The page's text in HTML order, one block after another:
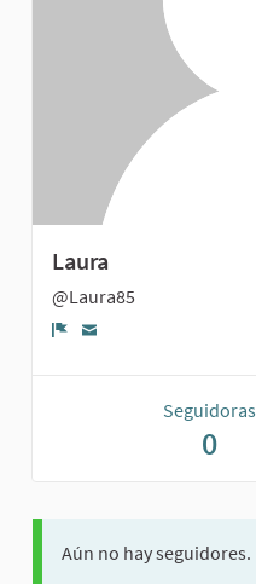
Laura
@Laura85
Seguidoras
0
Aún no hay seguidores.